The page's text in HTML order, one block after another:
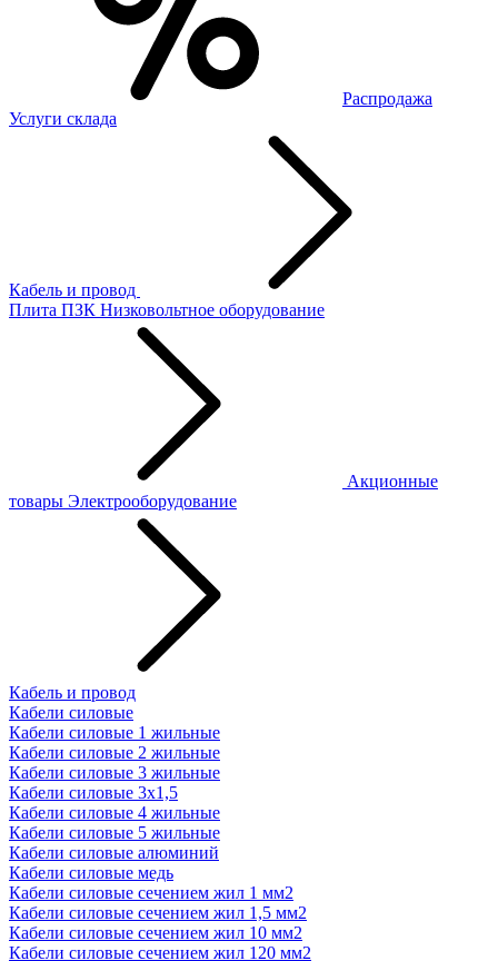
Распродажа
Услуги склада
Кабель и провод
Плита ПЗК Низковольтное оборудование
Акционные
товары Электрооборудование
Кабель и провод
Кабели силовые
Кабели силовые 1 жильные
Кабели силовые 2 жильные
Кабели силовые 3 жильные
Кабели силовые 3х1,5
Кабели силовые 4 жильные
Кабели силовые 5 жильные
Кабели силовые алюминий
Кабели силовые медь
Кабели силовые сечением жил 1 мм2
Кабели силовые сечением жил 1,5 мм2
Кабели силовые сечением жил 10 мм2
Кабели силовые сечением жил 120 мм2